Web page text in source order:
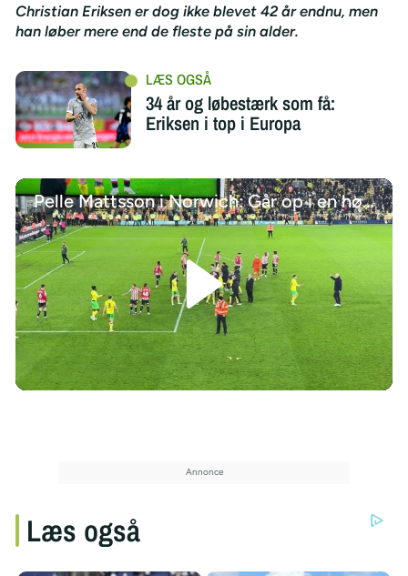
Christian Eriksen er dog ikke blevet 42 år endnu, men
han løber mere end de fleste på sin alder.
34 år og løbestærk som få:
Eriksen i top i Europa
Pelle Mattsson i Norwich: Går op i en højere enhed